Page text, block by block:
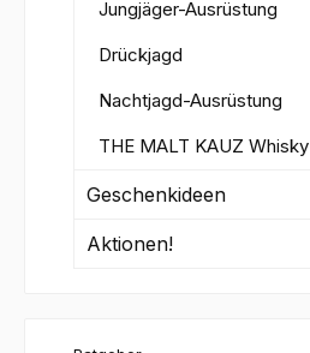
Jungjäger-Ausrüstung
Drückjagd
Nachtjagd-Ausrüstung
THE MALT KAUZ Whisky
Geschenkideen
Aktionen!